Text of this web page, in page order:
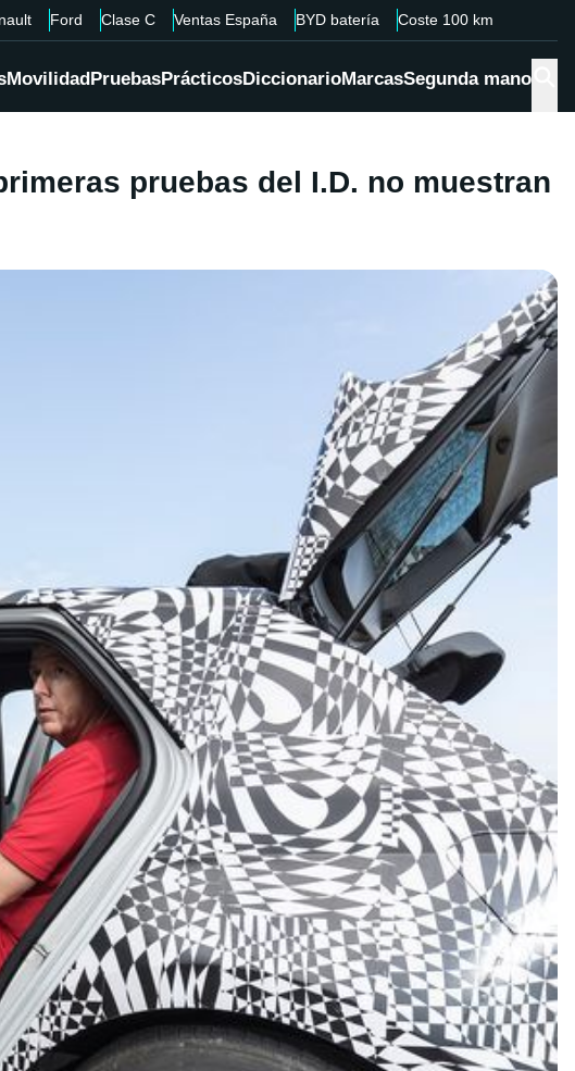
Ford Clase C Ventas España BYD batería Coste 100 km
MovilidadPruebasPrácticosDiccionarioMarcasSegunda mano
pruebas del I.D. no muestran